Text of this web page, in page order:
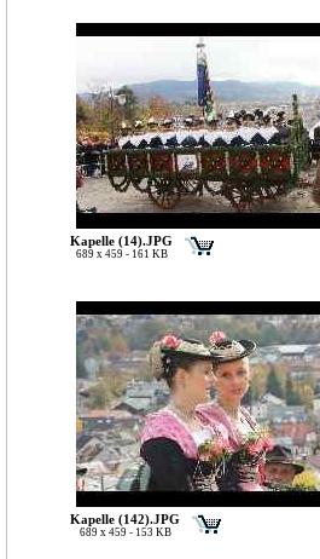
Kapelle (14).JPG
689 x 459 - 161 KB
Kapelle (142).JPG
689 x 459 - 153 KB